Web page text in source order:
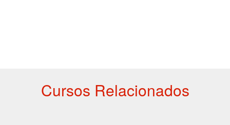
Cursos Relacionados